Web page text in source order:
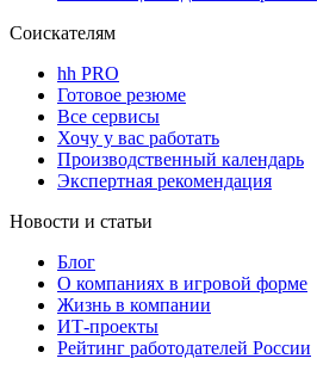
Соискателям
hh PRO
Готовое резюме
Все сервисы
Хочу у вас работать
Производственный календарь
Экспертная рекомендация
Новости и статьи
Блог
О компаниях в игровой форме
Жизнь в компании
ИТ-проекты
Рейтинг работодателей России